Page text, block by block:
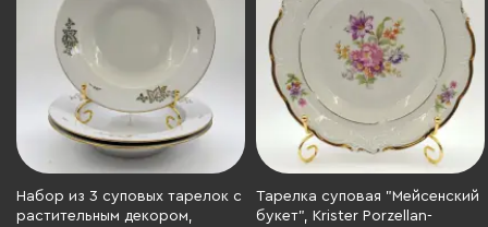
Набор из 3 суповых тарелок с
растительным декором,
Тарелка суповая "Мейсенский
букет", Krister Porzellan-